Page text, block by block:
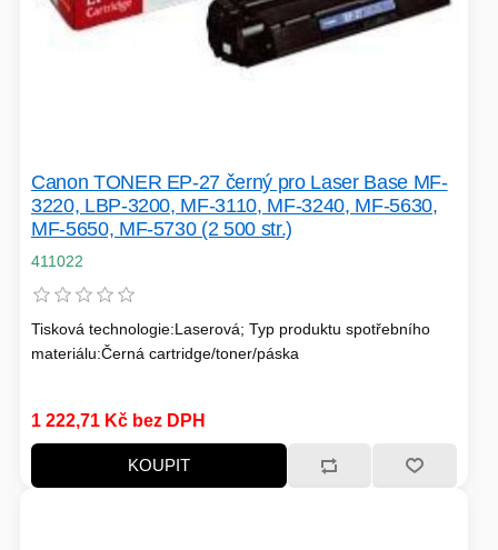
Canon TONER EP-27 černý pro Laser Base MF-
3220, LBP-3200, MF-3110, MF-3240, MF-5630,
MF-5650, MF-5730 (2 500 str.)
411022
Tisková technologie:Laserová; Typ produktu spotřebního
materiálu:Černá cartridge/toner/páska
1 222,71 Kč bez DPH
KOUPIT